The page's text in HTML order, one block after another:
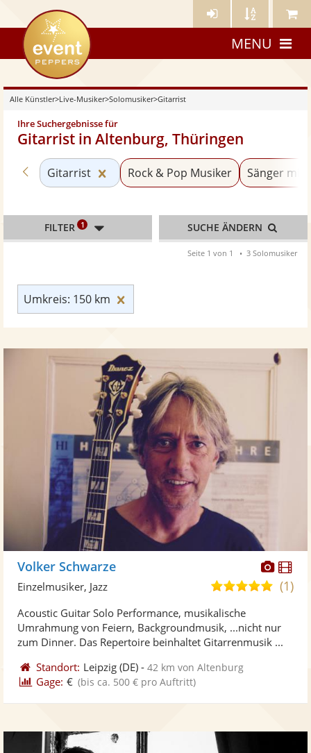
Künstler- Künstler Meine
eventpeppers
MENU
Alle Künstler>Live-Musiker>Solomusiker>Gitarrist
Ihre Suchergebnisse für
Gitarrist in Altenburg, Thüringen
Zurück zu «Solomusiker»
Gitarrist Kategorie «Gitarrist» zurücksetzen
Rock & Pop Musiker Sänger mit
Umkreis: 150 km
FILTER 1 SUCHE ÄNDERN
Seite 1 von 1 3 Solomusiker
Volker Schwarze
5,0(1)
Einzelmusiker, Jazz
Acoustic Guitar Solo Performance, musikalische
Umrahmung von Feiern, Backgroundmusik, ...nicht nur
zum Dinner. Das Repertoire beinhaltet Gitarrenmusik ...
Standort: Leipzig (DE) -42 km von Altenburg
Gage: € (bis ca. 500 € pro Auftritt)